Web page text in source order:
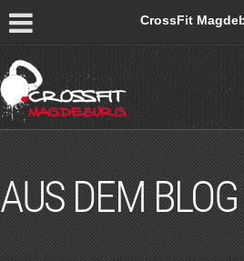
CrossFit
AUS DEM BLOG